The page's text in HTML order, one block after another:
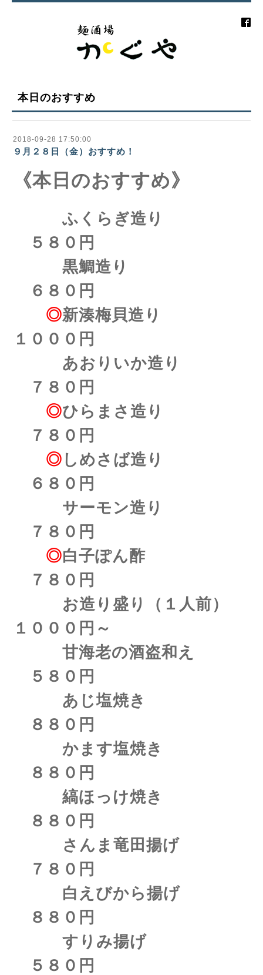
本日のおすすめ
2018-09-28 17:50:00
９月２８日（金）おすすめ！
《本日のおすすめ》
ふくらぎ造り
５８０円
黒鯛造り
６８０円
◎新湊梅貝造り
１０００円
あおりいか造り
７８０円
◎ひらまさ造り
７８０円
◎ しめさば造り
６８０円
サーモン造り
７８０円
◎白子ぽん酢
７８０円
お造り盛り（１人前）
１０００円～
甘海老の酒盗和え
５８０円
あじ塩焼き
８８０円
かます塩焼き
８８０円
縞ほっけ焼き
８８０円
さんま竜田揚げ
７８０円
白えびから揚げ
８８０円
すりみ揚げ
５８０円